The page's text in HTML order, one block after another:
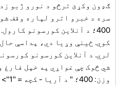
ګډون وکړئ ترڅو د نورو ژبو
سره د خبرو اترو لپاره وقف
400؛
د آنلاین کورسونو
کوي. ځینې ​​وړیا دي، پداسې
لري. د آنلاین کورسونو
شي څوک چې غواړي په خپل فارغ
وزن: 400؛ " د آریا - کچه = "1">